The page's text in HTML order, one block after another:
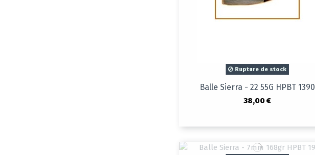
Rupture de stock
Balle Sierra - 22 55G HPBT 1390
38,00 €